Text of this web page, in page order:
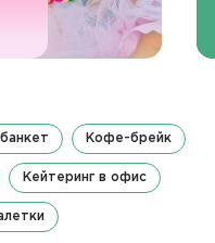
Кофе-брейк
Кейтеринг в офис